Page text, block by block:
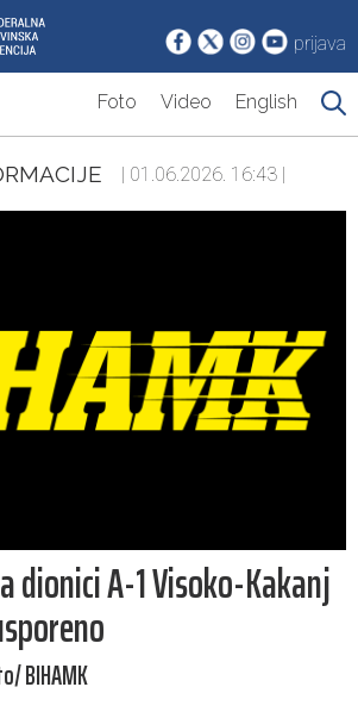
prijava
Foto Video English
| 01.06.2026. 16:43 |
dionici A-1 Visoko-Kakanj
BIHAMK